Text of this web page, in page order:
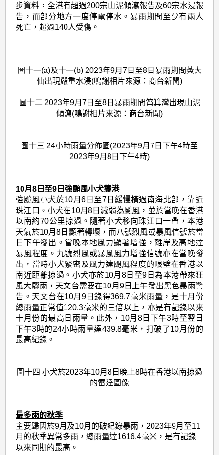
步資料，全港有超過200宗山泥傾瀉報告及60宗水浸報
告，而部分地方一度停電停水。暴雨期間至少有兩人
死亡，超過140人受傷。
圖十一(a)及十一(b) 2023年9月7日至8日暴雨期間黃大
仙出現嚴重水浸(鳴謝相片來源：商台新聞)
圖十二 2023年9月7日至8日暴雨期間筲箕灣出現山泥
傾瀉(鳴謝相片來源：商台新聞)
圖十三 24小時雨量分佈圖(2023年9月7日下午4時至
2023年9月8日下午4時)
10月8日至9日強颱風小犬襲港
強颱風小犬於10月6日至7日緩慢橫過南海北部，靠近
珠江口。小犬在10月8日減弱為颱風，並於當晚在香港
以南約70公里掠過。隨著小犬移向珠江口一帶，本港
天氣於10月8日顯著轉壞，而八號烈風或暴風信號於當
日下午發出。當晚本地風力顯著增強，離岸及高地達
暴風程度。九號烈風或暴風風力增強信號亦在當晚發
出，當時小犬緊密及風力達颶風程度的眼壁在香港以
南近距離掠過。小犬亦於10月8日至9日為本港帶來狂
風大驟雨，天文台需要在10月9日上午發出黑色暴雨警
告。天文台在10月9日錄得369.7毫米雨量，是十月份
總雨量正常值120.3毫米的三倍以上，亦是有記錄以來
十月份的最高日雨量。此外，10月8日下午3時至翌日
下午3時的24小時雨量達439.8毫米，打破了10月份的
最高紀錄。
圖十四 小犬於2023年10月8日晚上8時在香港以南掠過
的雷達圖像
最多雨的秋季
主要歸因於9月及10月的破紀錄暴雨，2023年9月至11
月的秋季異常多雨，總雨量達1616.4毫米，是有記錄
以來同期的最高。